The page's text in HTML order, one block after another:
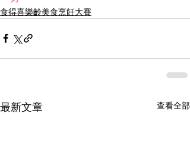
食得喜樂齡美食烹飪大賽
最新文章 查看全部